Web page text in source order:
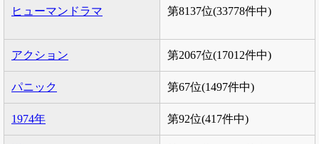
ヒューマンドラマ 第8137位(33778件中)
アクション 第2067位(17012件中)
パニック 第67位(1497件中)
1974年 第92位(417件中)